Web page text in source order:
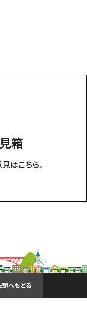
箱
はこちら。
へもどる